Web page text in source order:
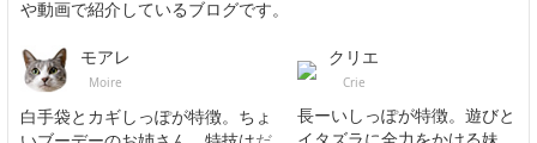
や動画で紹介しているブログです。
モアレ
Moire
白手袋とカギしっぽが特徴。ちょ
クリエ
Crie
長ーいしっぽが特徴。遊びと
イタズラに全力をかける妹